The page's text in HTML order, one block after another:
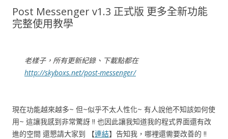
容
Post Messenger v1.3 正式版 更多全新功能
完整使用教學
老樣子，所有更新紀錄、下載點都在
http://skyboxs.net/post-messenger/
現在功能越來越多~ 但~似乎不太人性化~ 有人說他不知該如何使
用~ 這讓我感到非常驚訝 !! 也因此讓我知道我的程式界面還有改
進的空間 還懇請大家到 【連結】告知我，哪裡還需要改善的 !!